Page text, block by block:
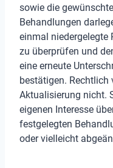
sowie die
Behandlungen
einmal niedergelegte
zu überprüfen und
eine erneute
bestätigen. Rechtlich
Aktualisierung nicht.
eigenen Interesse
festgelegten
oder vielleicht